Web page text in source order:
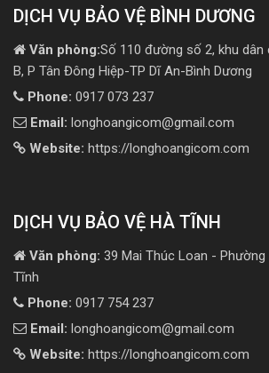
DỊCH VỤ BẢO VỆ BÌNH DƯƠNG
Văn phòng:Số 110 đường số 2, khu dân
B, P Tân Đông Hiệp-TP Dĩ An-Bình Dương
Phone: 0917 073 237
Email: longhoangicom@gmail.com
Website: https://longhoangicom.com
DỊCH VỤ BẢO VỆ HÀ TĨNH
Văn phòng: 39 Mai Thúc Loan - Phường
Tĩnh
Phone: 0917 754 237
Email: longhoangicom@gmail.com
Website: https://longhoangicom.com